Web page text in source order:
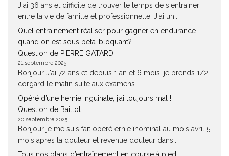
J'ai 36 ans et difficile de trouver le temps de s'entrainer
entre la vie de famille et professionnelle. J'ai un...
Quel entrainement réaliser pour gagner en endurance
quand on est sous béta-bloquant?
Question de PIERRE GATARD
21 septembre 2025
Bonjour J'ai 72 ans et depuis 1 an et 6 mois, je prends 1/2
corgard le matin suite aux examens...
Opéré d’une hernie inguinale, j’ai toujours mal !
Question de Baillot
20 septembre 2025
Bonjour je me suis fait opéré ernie înominal au mois avril 5
mois apres la douleur et revenue douleur dans...